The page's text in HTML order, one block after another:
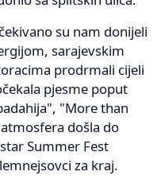
su nam donijeli
sarajevskim
prodrmali cijeli
pjesme poput
"More than
došla do
Summer Fest
za kraj.